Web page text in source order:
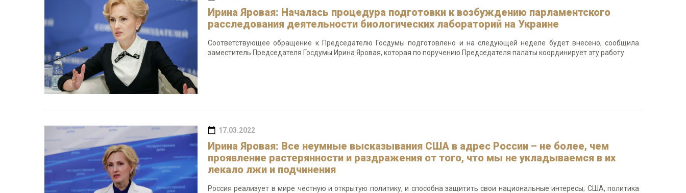
Ирина Яровая: Началась процедура подготовки к возбуждению парламентского
расследования деятельности биологических лабораторий на Украине
Соответствующее обращение к Председателю Госдумы подготовлено и на следующей неделе будет внесено, сообщила
заместитель Председателя Госдумы Ирина Яровая, которая по поручению Председателя палаты координирует эту работу
17.03.2022
Ирина Яровая: Все неумные высказывания США в адрес России – не более, чем
проявление растерянности и раздражения от того, что мы не укладываемся в их
лекало лжи и подчинения
Россия реализует в мире честную и открытую политику, и способна защитить свои национальные интересы; США, политика